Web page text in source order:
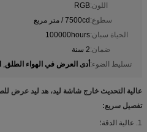
اللون:RGB
سطوع:7500cd / متر مربع
الحياة سبان:100000hours
ضمان:2 سنة
تسليط الضوء:أدى العرض في الهواء الطلق,
عالية التحديث خارج شاشة ليد، هد ليد عرض
تفصيل سريع:
1. عالية الدقة؛